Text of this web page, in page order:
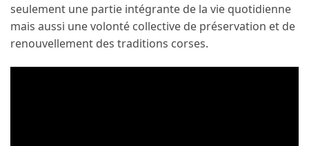
seulement une partie intégrante de la vie quotidienne
mais aussi une volonté collective de préservation et de
renouvellement des traditions corses.